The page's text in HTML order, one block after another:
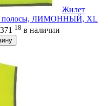
Жилет
полосы, ЛИМОННЫЙ, XL
371 18 в наличии